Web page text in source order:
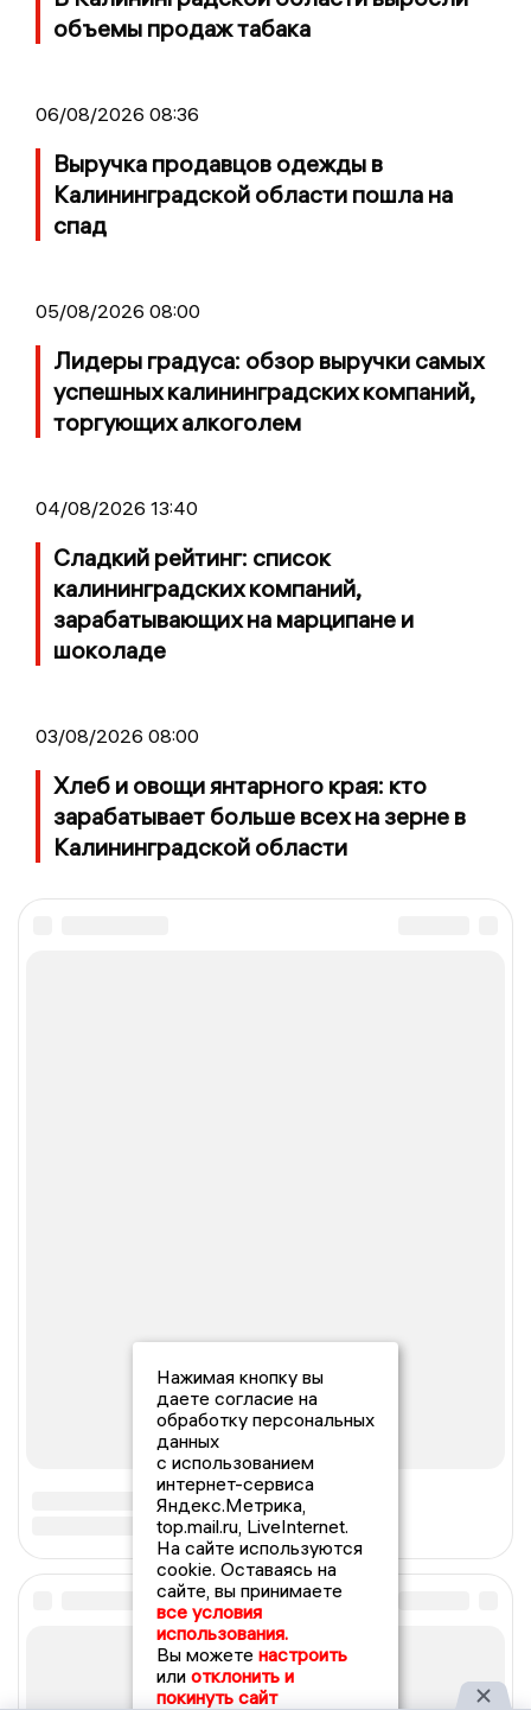
объемы продаж табака
06/08/2026 08:36
Выручка продавцов одежды в
Калининградской области пошла на
спад
05/08/2026 08:00
Лидеры градуса: обзор выручки самых
успешных калининградских компаний,
торгующих алкоголем
04/08/2026 13:40
Сладкий рейтинг: список
калининградских компаний,
зарабатывающих на марципане и
шоколаде
03/08/2026 08:00
Хлеб и овощи янтарного края: кто
зарабатывает больше всех на зерне в
Калининградской области
Нажимая кнопку вы
даете согласие на
обработку персональных
данных
с использованием
интернет-сервиса
Яндекс.Метрика,
top.mail.ru, LiveInternet.
На сайте используются
cookie. Оставаясь на
сайте, вы принимаете
все условия
использования.
Вы можете настроить
или отклонить и
покинуть сайт